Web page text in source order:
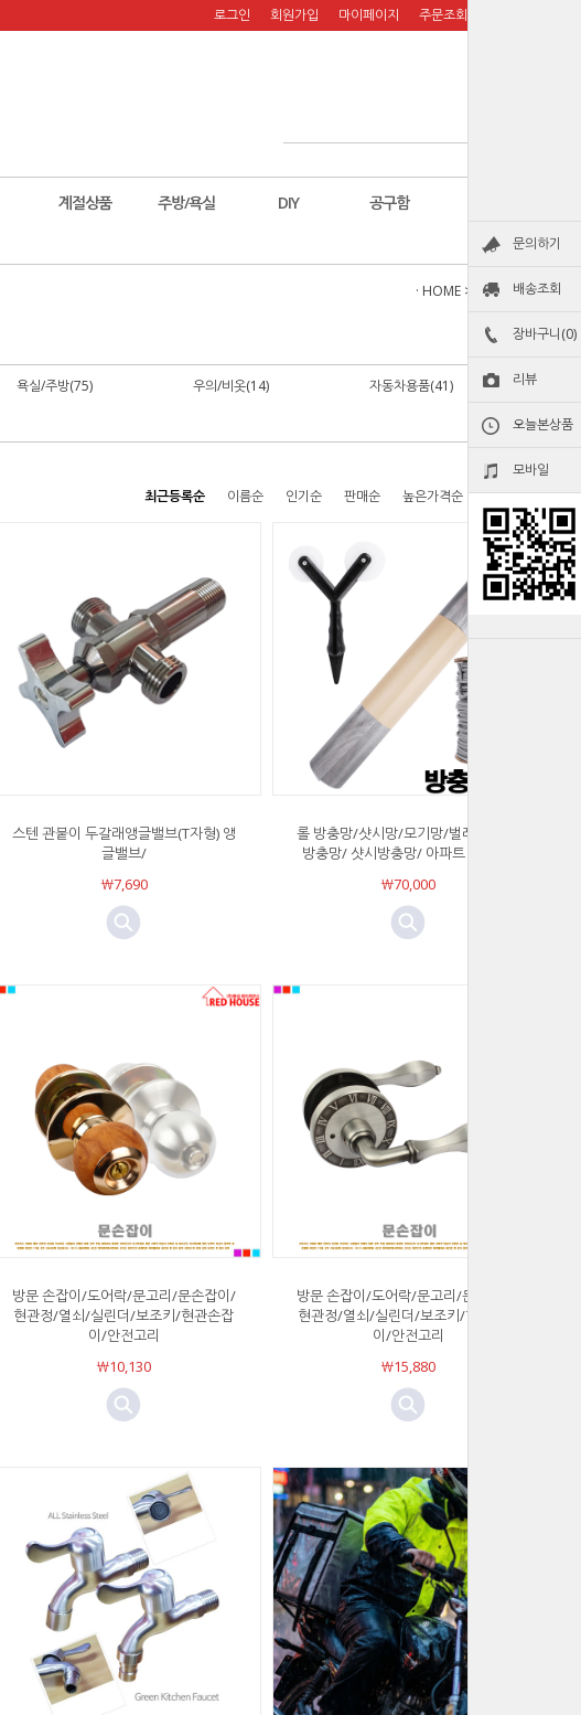
문의하기
배송조회
장바구니(0)
리뷰
오늘본상품
모바일
로그인 회원가입 마이페이지 주문조회
계절상품 주방/욕실 DIY 공구함
· HOME > 생활용품
욕실/주방(75) 우의/비옷(14)
자동차용품(41)
최근등록순 이름순 인기순 판매순 높은가격순 낮은가격순
스텐 관붙이 두갈래앵글밸브(T자형) 앵
글밸브/
￦7,690
롤 방충망/샷시망/모기망/벌레망/여름
방충망/ 샷시방충망/ 아파트 방충망/
￦70,000
방문 손잡이/도어락/문고리/문손잡이/
현관정/열쇠/실린더/보조키/현관손잡
이/안전고리
￦10,130
방문 손잡이/도어락/문고리/문손잡이/
현관정/열쇠/실린더/보조키/현관손잡
이/안전고리
￦15,880